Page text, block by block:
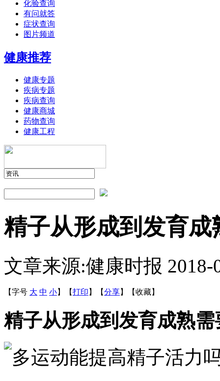
化验查询
有问就答
症状查询
图片频道
健康推荐
健康专题
疾病专题
疾病查询
健康商城
药物查询
健康工程
精子从形成到发育
文章来源:健康时报 2018-
【字号 大 中 小】 【打印 】 【分享】 【收藏】
精子从形成到发育成熟